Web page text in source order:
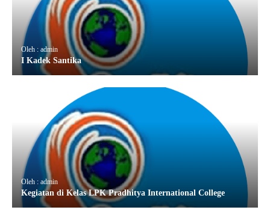
Oleh : admin
I Kadek Santika
Oleh : admin
Kegiatan di Kelas LPK Pradhitya International College